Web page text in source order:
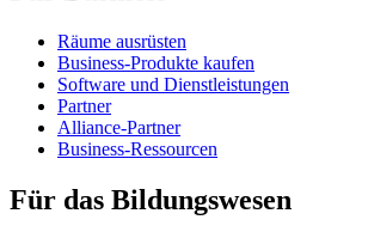
Räume ausrüsten
Business-Produkte kaufen
Software und Dienstleistungen
Partner
Alliance-Partner
Business-Ressourcen
Für das Bildungswesen